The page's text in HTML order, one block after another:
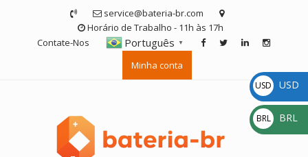
service@bateria-br.com
Horário de Trabalho - 11h às 17h
Contate-Nos
Português ▼
Minha conta
USD
$
USD
BRL
R$
BRL